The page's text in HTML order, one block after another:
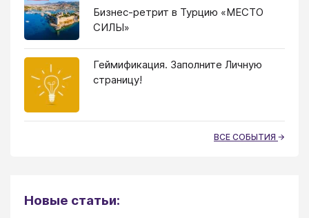
Бизнес-ретрит в Турцию «МЕСТО
СИЛЫ»
Геймификация. Заполните Личную
страницу!
ВСЕ СОБЫТИЯ
Новые статьи: